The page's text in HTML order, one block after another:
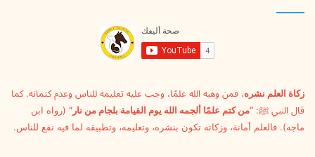
و
ن
ي
زكاة العلم نشره، فمن وهبه الله علمًا، وجب عليه تعليمه للناس وعدم كتمانه. كما
قال النبي ﷺ: “من كتم علمًا ألجمه الله يوم القيامة بلجام من نار” (رواه ابن
ماجه). فالعلم أمانة، وزكاته تكون بنشره، وتعليمه، وتطبيقه لما فيه نفع للناس.